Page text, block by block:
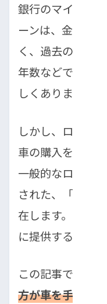
銀行のマイカー
ーンは、金利が
く、過去の信用
年数などで審査
しくありません。
しかし、ローン
車の購入を諦め
一般的なローン
された、「最後
在します。それ
に提供する「自社
この記事では、
方が車を手に入